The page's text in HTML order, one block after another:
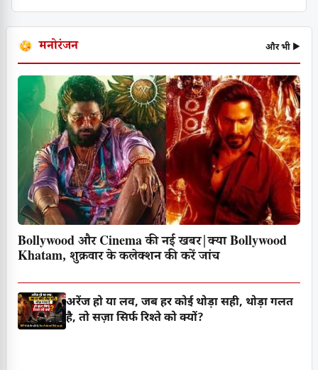
मनोरंजन और भी ▶
Bollywood और Cinema की नई खबर|क्या Bollywood
Khatam, शुक्रवार के कलेक्शन की करें जांच
अरेंज हो या लव, जब हर कोई थोड़ा सही, थोड़ा गलत
है, तो सज़ा सिर्फ रिश्ते को क्यों?